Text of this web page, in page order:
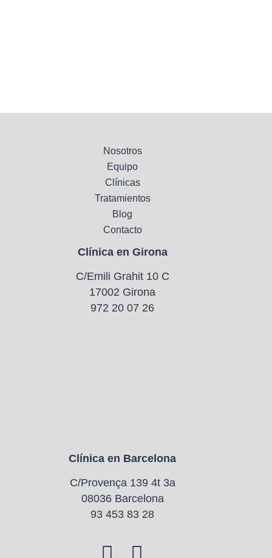
Nosotros
Equipo
Clínicas
Tratamientos
Blog
Contacto
Clínica en Girona
C/Emili Grahit 10 C
17002 Girona
972 20 07 26
Clínica en Barcelona
C/Provença 139 4t 3a
08036 Barcelona
93 453 83 28